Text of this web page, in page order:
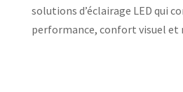
solutions d’éclairage LED qui
performance, confort visuel et